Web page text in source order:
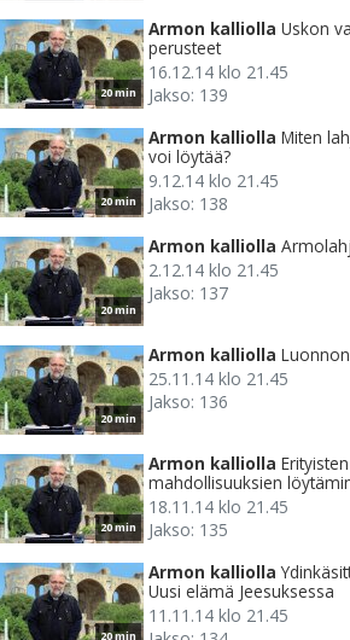
20 min
Armon kalliolla Uskon
perusteet
16.12.14 klo 21.45
Jakso: 139
20 min
Armon kalliolla Miten
voi löytää?
9.12.14 klo 21.45
Jakso: 138
20 min
Armon kalliolla
2.12.14 klo 21.45
Jakso: 137
20 min
Armon kalliolla
25.11.14 klo 21.45
Jakso: 136
20 min
Armon kalliolla Erityisten
mahdollisuuksien
18.11.14 klo 21.45
Jakso: 135
20 min
Armon kalliolla
Uusi elämä Jeesuksessa
11.11.14 klo 21.45